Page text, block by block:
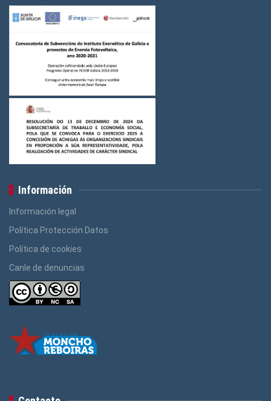
Información
Información legal
Política Protección Datos
Política de cookies
Canle de denuncias